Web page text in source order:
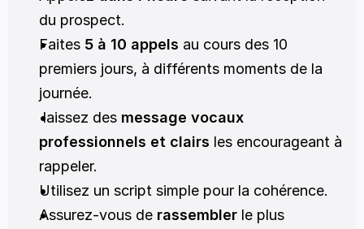
du prospect.
Faites 5 à 10 appels au cours des 10
premiers jours, à différents moments de la
journée.
laissez des message vocaux
professionnels et clairs les encourageant à
rappeler.
Utilisez un script simple pour la cohérence.
Assurez-vous de rassembler le plus